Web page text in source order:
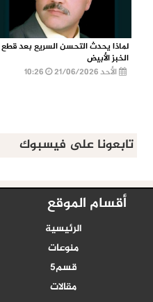
لماذا يحدث التحسن السريع بعد قطع
الخبز الأبيض
الأحد 21/06/2026
تابعونا على فيسبوك
أقسام الموقع
الرئيسية
منوعات
قسم5
مقالات